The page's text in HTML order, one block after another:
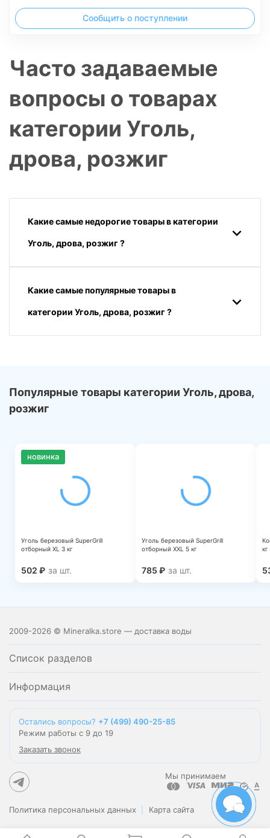
Сообщить о поступлении
Часто задаваемые
вопросы о товарах
категории Уголь,
дрова, розжиг
Какие самые недорогие товары в категории
Уголь, дрова, розжиг ?
Какие самые популярные товары в
категории Уголь, дрова, розжиг ?
Популярные товары категории Уголь, дрова,
розжиг
новинка
Уголь березовый SuperGrill
отборный XL 3 кг
502 ₽ за шт.
Уголь березовый SuperGrill
отборный ХXL 5 кг
785 ₽ за шт.
2009-2026 © Mineralka.store — доставка воды
Список разделов
Информация
Остались вопросы? +7 (499) 490-25-85
Режим работы с 9 до 19
Заказать звонок
Мы принимаем
Политика персональных данных Карта сайта